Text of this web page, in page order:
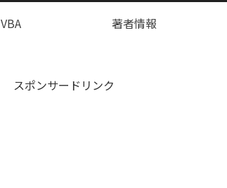
VBA 著者情報
スポンサードリンク